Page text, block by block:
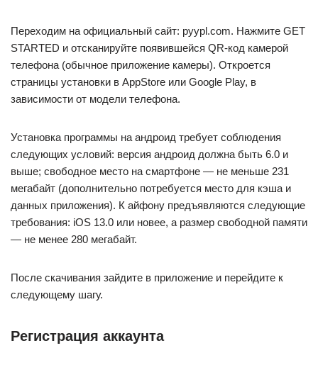
Переходим на официальный сайт: pyypl.com. Нажмите GET
STARTED и отсканируйте появившейся QR-код камерой
телефона (обычное приложение камеры). Откроется
страницы установки в AppStore или Google Play, в
зависимости от модели телефона.
Установка программы на андроид требует соблюдения
следующих условий: версия андроид должна быть 6.0 и
выше; свободное место на смартфоне — не меньше 231
мегабайт (дополнительно потребуется место для кэша и
данных приложения). К айфону предъявляются следующие
требования: iOS 13.0 или новее, а размер свободной памяти
— не менее 280 мегабайт.
После скачивания зайдите в приложение и перейдите к
следующему шагу.
Регистрация аккаунта